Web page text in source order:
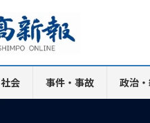
社会 事件・事故 政治